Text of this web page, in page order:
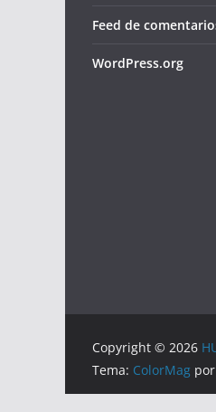
Feed de
WordPress.org
Copyright © 2026
Tema: ColorMag